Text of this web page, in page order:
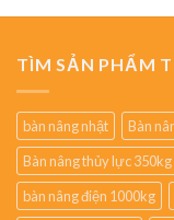
TÌM SẢN PHẨM
bàn nâng nhật
Bàn
Bàn nâng thủy lực
bàn nâng điện 1000kg